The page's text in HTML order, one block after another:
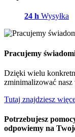
24 h Wysyłka
Pracujemy
Dzięki wielu
zminimalizować
Tutaj znajdziesz
Potrzebujesz
odpowiemy na